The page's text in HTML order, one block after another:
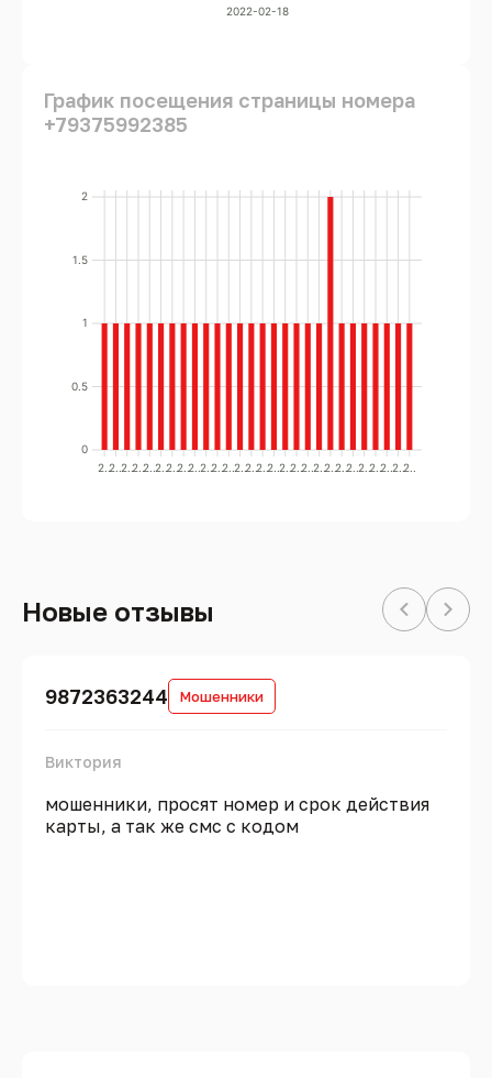
2022-02-18
График посещения страницы номера
+79375992385
0
0.5
1
1.5
2
2..2..2..2..2..2..2..2..2..2..2..2..2..2..2..2..2..2..2..2..2..2..2..2..2..2..2..2..
Новые отзывы
9872363244 Мошенники
Виктория
мошенники, просят номер и срок действия
карты, а так же смс с кодом